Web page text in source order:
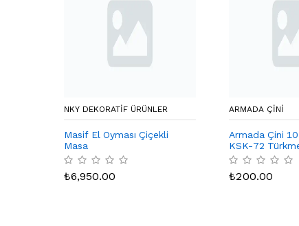
NKY DEKORATIF ÜRÜNLER
Masif El Oyması Çiçekli
Masa
₺6,950.00
ARMADA ÇİNİ
Armada Çini
KSK-72
Çini Karo
Bordür Köşesi
₺200.00